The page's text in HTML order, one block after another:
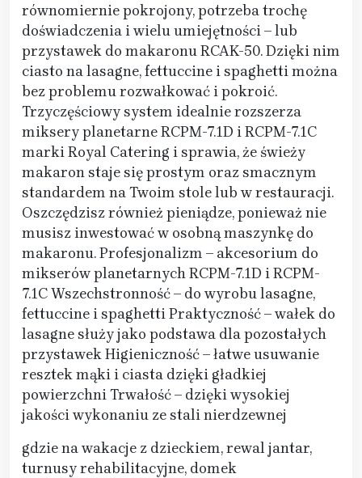
równomiernie pokrojony, potrzeba trochę
doświadczenia i wielu umiejętności – lub
przystawek do makaronu RCAK-50. Dzięki nim
ciasto na lasagne, fettuccine i spaghetti można
bez problemu rozwałkować i pokroić.
Trzyczęściowy system idealnie rozszerza
miksery planetarne RCPM-7.1D i RCPM-7.1C
marki Royal Catering i sprawia, że świeży
makaron staje się prostym oraz smacznym
standardem na Twoim stole lub w restauracji.
Oszczędzisz również pieniądze, ponieważ nie
musisz inwestować w osobną maszynkę do
makaronu. Profesjonalizm – akcesorium do
mikserów planetarnych RCPM-7.1D i RCPM-
7.1C Wszechstronność – do wyrobu lasagne,
fettuccine i spaghetti Praktyczność – wałek do
lasagne służy jako podstawa dla pozostałych
przystawek Higieniczność – łatwe usuwanie
resztek mąki i ciasta dzięki gładkiej
powierzchni Trwałość – dzięki wysokiej
jakości wykonaniu ze stali nierdzewnej
gdzie na wakacje z dzieckiem, rewal jantar,
turnusy rehabilitacyjne, domek